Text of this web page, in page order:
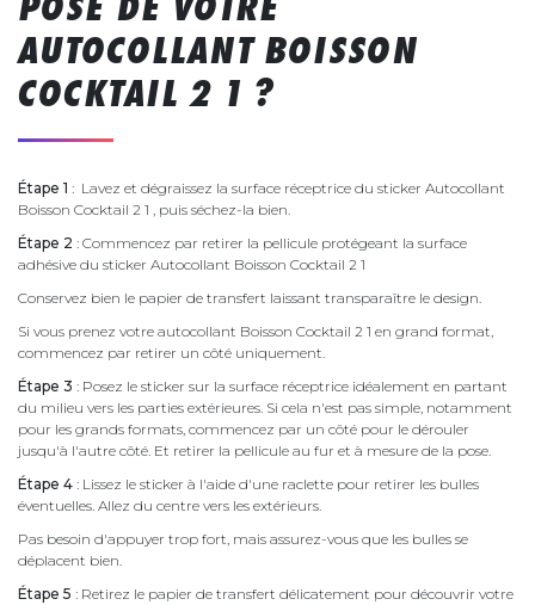
AUTOCOLLANT BOISSON
COCKTAIL 2 1 ?
Étape 1 : Lavez et dégraissez la surface réceptrice du sticker Autocollant
Boisson Cocktail 2 1 , puis séchez-la bien.
Étape 2 : Commencez par retirer la pellicule protégeant la surface
adhésive du sticker Autocollant Boisson Cocktail 2 1
Conservez bien le papier de transfert laissant transparaître le design.
Si vous prenez votre autocollant Boisson Cocktail 2 1 en grand format,
commencez par retirer un côté uniquement.
Étape 3 : Posez le sticker sur la surface réceptrice idéalement en partant
du milieu vers les parties extérieures. Si cela n'est pas simple, notamment
pour les grands formats, commencez par un côté pour le dérouler
jusqu'à l'autre côté. Et retirer la pellicule au fur et à mesure de la pose.
Étape 4 : Lissez le sticker à l'aide d'une raclette pour retirer les bulles
éventuelles. Allez du centre vers les extérieurs.
Pas besoin d'appuyer trop fort, mais assurez-vous que les bulles se
déplacent bien.
Étape 5 : Retirez le papier de transfert délicatement pour découvrir votre